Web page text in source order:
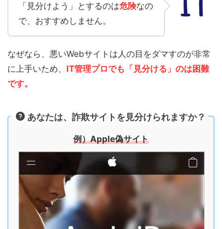
「見分けよう」とするのは危険なの
で、おすすめしません。
なぜなら、悪いWebサイトは人の目をダマすのが非常
に上手いため、 IT管理プロでも「見分ける」のは困難
です。
あなたは、詐欺サイトを見分けられますか？
例）Apple偽サイト